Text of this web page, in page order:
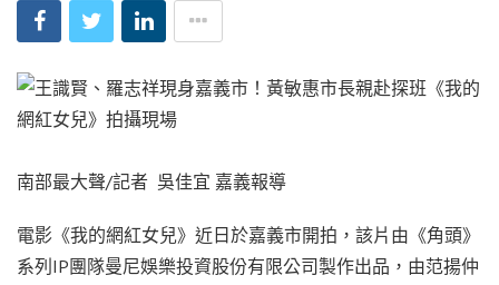
南部最大聲/記者 吳佳宜 嘉義報導
電影《我的網紅女兒》近日於嘉義市開拍，該片由《角頭》
系列IP團隊曼尼娛樂投資股份有限公司製作出品，由范揚仲